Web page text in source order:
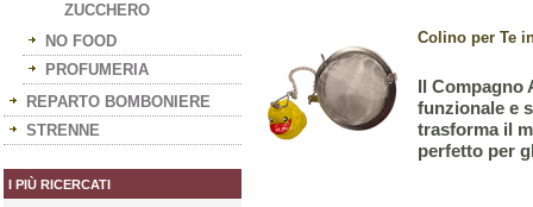
ZUCCHERO
NO FOOD
PROFUMERIA
REPARTO BOMBONIERE
STRENNE
I PIÙ RICERCATI
Colino per Te
Il Compagno
funzionale e
trasforma il
perfetto per